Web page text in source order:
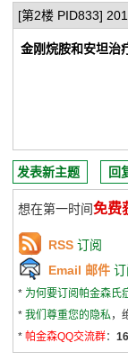
[第2楼 PID833]
金刚烷胺和安坦治
发表新主题 回
想在第一时间免费
RSS 订阅
Email 邮件 订
* 为何要订阅帕金森氏
* 我们尊重您的隐私，
* 帕金森QQ交流群：